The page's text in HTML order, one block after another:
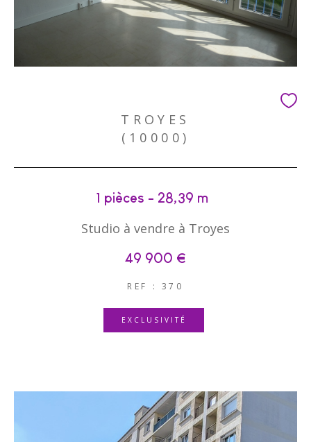
TROYES
(10000)
1 pièces - 28,39 m²
Studio à vendre à Troyes
49 900 €
REF : 370
EXCLUSIVITÉ